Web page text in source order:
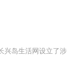
兴岛生活网设立了涉